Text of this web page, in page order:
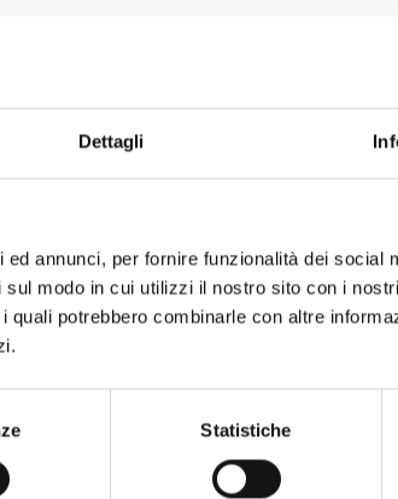
Dettagli
annunci, per fornire funzionalità dei social
modo in cui utilizzi il nostro sito con i
potrebbero combinarle con altre
Statistiche